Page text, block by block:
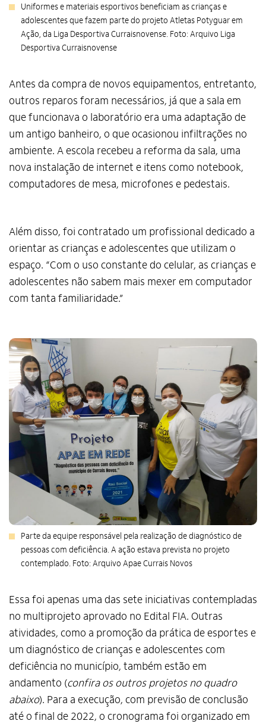
Uniformes e materiais esportivos beneficiam as crianças e
adolescentes que fazem parte do projeto Atletas Potyguar em
Ação, da Liga Desportiva Curraisnovense. Foto: Arquivo Liga
Desportiva Curraisnovense
Antes da compra de novos equipamentos, entretanto,
outros reparos foram necessários, já que a sala em
que funcionava o laboratório era uma adaptação de
um antigo banheiro, o que ocasionou infiltrações no
ambiente. A escola recebeu a reforma da sala, uma
nova instalação de internet e itens como notebook,
computadores de mesa, microfones e pedestais.
Além disso, foi contratado um profissional dedicado a
orientar as crianças e adolescentes que utilizam o
espaço. “Com o uso constante do celular, as crianças e
adolescentes não sabem mais mexer em computador
com tanta familiaridade.”
Parte da equipe responsável pela realização de diagnóstico de
pessoas com deficiência. A ação estava prevista no projeto
contemplado. Foto: Arquivo Apae Currais Novos
Essa foi apenas uma das sete iniciativas contempladas
no multiprojeto aprovado no Edital FIA. Outras
atividades, como a promoção da prática de esportes e
um diagnóstico de crianças e adolescentes com
deficiência no município, também estão em
andamento (confira os outros projetos no quadro
abaixo). Para a execução, com previsão de conclusão
até o final de 2022, o cronograma foi organizado em